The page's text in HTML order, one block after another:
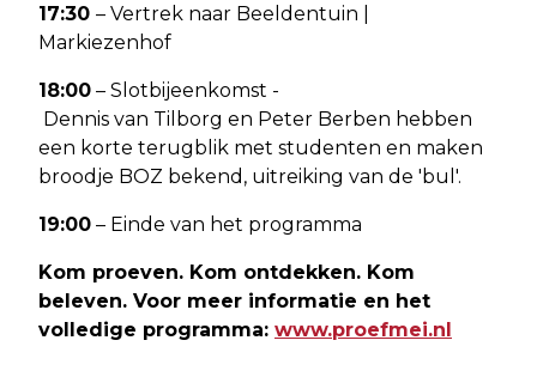
17:30 – Vertrek naar Beeldentuin |
Markiezenhof
18:00 – Slotbijeenkomst -
Dennis van Tilborg en Peter Berben hebben
een korte terugblik met studenten en maken
broodje BOZ bekend, uitreiking van de 'bul'.
19:00 – Einde van het programma
Kom proeven. Kom ontdekken. Kom
beleven. Voor meer informatie en het
volledige programma: www.proefmei.nl